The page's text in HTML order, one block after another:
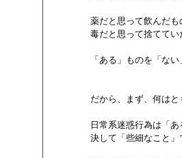
薬だと思って飲んだも
毒だと思って捨ててい
「ある」ものを「ない
だから、まず、何はと
日常系迷惑行為は「あ
決して「些細なこと」